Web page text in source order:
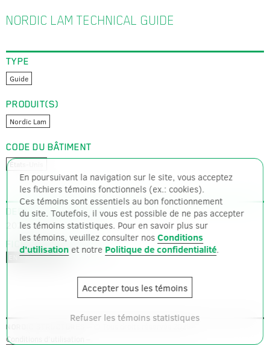
NORDIC LAM TECHNICAL GUIDE
TYPE
Guide
PRODUIT(S)
Nordic Lam
CODE DU BÂTIMENT
États-Unis
DERNIÈRE MISE À JOUR
2026-05-01
FICHIERS DISPONIBLES
EN – ANGLAIS PDF – 5619 ko
NORDIC STRUCTURES
– © Tous droits réservés 2026 –
Conditions d'utilisation
En poursuivant la navigation sur le site, vous acceptez
les fichiers témoins fonctionnels (ex.: cookies).
Ces témoins sont essentiels au bon fonctionnement
du site. Toutefois, il vous est possible de ne pas accepter
les témoins statistiques. Pour en savoir plus sur
les témoins, veuillez consulter nosConditions
d'utilisation et notre Politique de confidentialité.
Accepter tous les témoins
Refuser les témoins statistiques